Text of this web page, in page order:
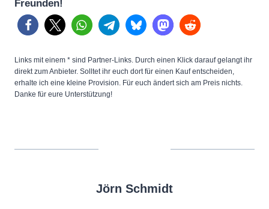
Freunden!
Links mit einem * sind Partner-Links. Durch einen Klick darauf gelangt ihr
direkt zum Anbieter. Solltet ihr euch dort für einen Kauf entscheiden,
erhalte ich eine kleine Provision. Für euch ändert sich am Preis nichts.
Danke für eure Unterstützung!
Jörn Schmidt